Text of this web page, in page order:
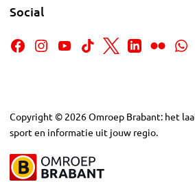
Social
Copyright © 2026Omroep Brabant: het
sport en informatie uit jouw regio.